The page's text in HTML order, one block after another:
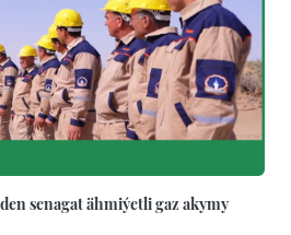
senagat ähmiýetli gaz akymy